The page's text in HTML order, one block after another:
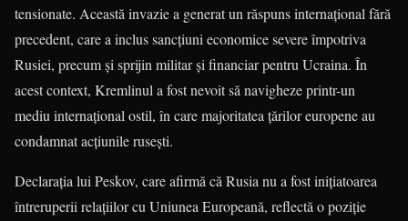
tensionate. Această invazie a generat un răspuns internațional fără
precedent, care a inclus sancțiuni economice severe împotriva
Rusiei, precum și sprijin militar și financiar pentru Ucraina. În
acest context, Kremlinul a fost nevoit să navigheze printr-un
mediu internațional ostil, în care majoritatea țărilor europene au
condamnat acțiunile rusești.
Declarația lui Peskov, care afirmă că Rusia nu a fost inițiatoarea
întreruperii relațiilor cu Uniunea Europeană, reflectă o poziție